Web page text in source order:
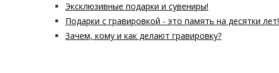
Эксклюзивные подарки и сувениры!
Подарки с гравировкой - это память на десятки лет!
Зачем, кому и как делают гравировку?